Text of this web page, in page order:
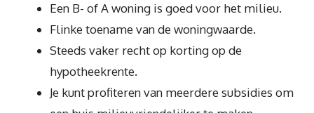
Een B- of A woning is goed voor het milieu.
Flinke toename van de woningwaarde.
Steeds vaker recht op korting op de
hypotheekrente.
Je kunt profiteren van meerdere subsidies om